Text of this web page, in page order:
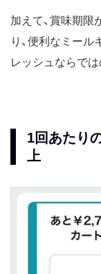
加えて、賞味期
り、便利なミール
レッシュならで
1回あたり
上